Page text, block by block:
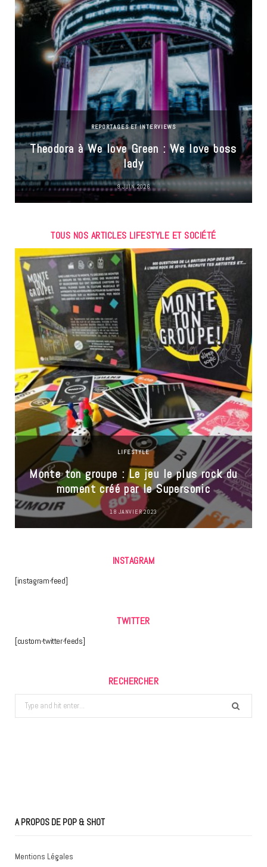
REPORTAGES ET INTERVIEWS
Theodora à We love Green : We love boss
lady
9 JUIN 2026
TOUS NOS ARTICLES LIFESTYLE ET SOCIÉTÉ
LIFESTYLE
Monte ton groupe : Le jeu le plus rock du
moment créé par le Supersonic
18 JANVIER 2023
INSTAGRAM
[instagram-feed]
TWITTER
[custom-twitter-feeds]
RECHERCHER
Search
for:
A PROPOS DE POP & SHOT
Mentions Légales